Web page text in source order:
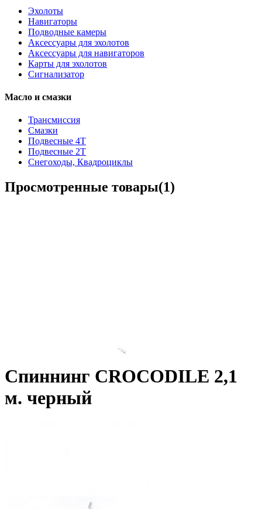
Эхолоты
Навигаторы
Подводные камеры
Аксессуары для эхолотов
Аксессуары для навигаторов
Карты для эхолотов
Сигнализатор
Масло и смазки
Трансмиссия
Смазки
Подвесные 4Т
Подвесные 2Т
Снегоходы, Квадроциклы
Просмотренные товары(1)
Спиннинг CROCODILE 2,1
м. черный